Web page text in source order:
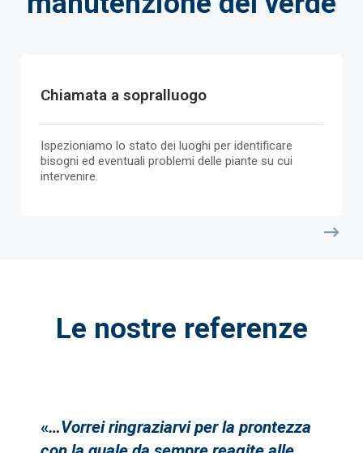
Chiamata a sopralluogo
Ispezioniamo lo stato dei luoghi per identificare
bisogni ed eventuali problemi delle piante su cui
intervenire.
Le nostre referenze
«…Vorrei ringraziarvi per la prontezza